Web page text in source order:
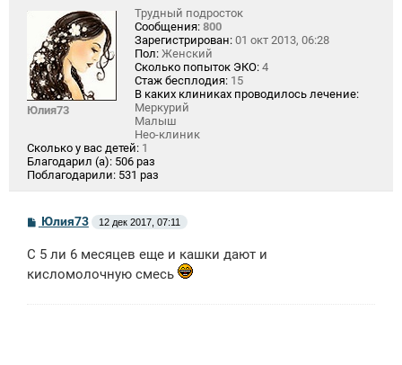
Юлия73
Трудный подросток
Сообщения: 800
Зарегистрирован: 01 окт 2013, 06:28
Пол: Женский
Сколько попыток ЭКО: 4
Стаж бесплодия: 15
В каких клиниках проводилось лечение:
Меркурий
Малыш
Нео-клиник
Сколько у вас детей: 1
Благодарил (а): 506 раз
Поблагодарили: 531 раз
С
б
щ
е
Юлия73 12 дек 2017, 07:11
С 5 ли 6 месяцев еще и кашки дают и
кисломолочную смесь